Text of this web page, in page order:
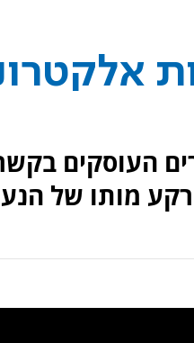
העוסקים בקשר
רקע מותו של